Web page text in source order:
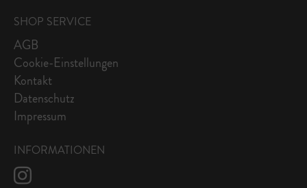
SHOP SERVICE
AGB
Cookie-Einstellungen
Kontakt
Datenschutz
Impressum
INFORMATIONEN